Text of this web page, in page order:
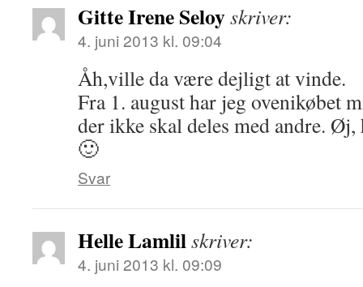
Gitte Irene Seloyskriver:
4. juni 2013 kl. 09:04
Åh,ville da være dejligt at vinde.
Fra 1. august har jeg ovenikøbet
der ikke skal deles med andre.
🙂
Svar
Helle Lamlilskriver:
4. juni 2013 kl. 09:09